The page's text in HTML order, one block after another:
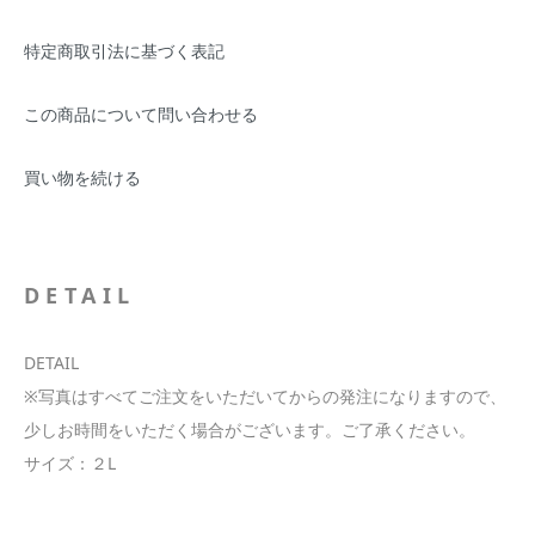
特定商取引法に基づく表記
この商品について問い合わせる
買い物を続ける
DETAIL
DETAIL
※写真はすべてご注文をいただいてからの発注になりますので、
少しお時間をいただく場合がございます。ご了承ください。
サイズ：２L